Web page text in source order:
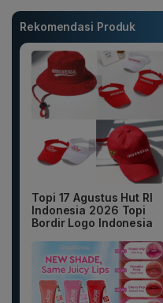
Rekomendasi Produk
Topi 17 Agustus Hut RI
Indonesia 2026 Topi
Bordir Logo Indonesia